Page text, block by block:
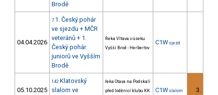
Brodě
04.04.2026
7 1. Český pohár
ve sjezdu + MČR
veteránů + 1.
Český pohár
juniorů ve Vyšším
Brodě
Řeka Vltava v úseku
Vyšší Brod - Herbertov
C1W sjezd
05.10.2025
142 Klatovský
slalom ve
řeka Otava na Podskalí
před loděnicí klubu KK
C1W slalom 3.